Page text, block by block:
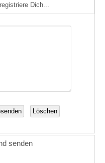
Dich...
senden